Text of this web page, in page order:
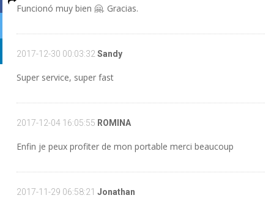
Funcionó muy bien 🤗. Gracias.
2017-12-30 00:03:32 Sandy
Super service, super fast
2017-12-04 16:05:55 ROMINA
Enfin je peux profiter de mon portable merci beaucoup
2017-11-29 06:58:21 Jonathan